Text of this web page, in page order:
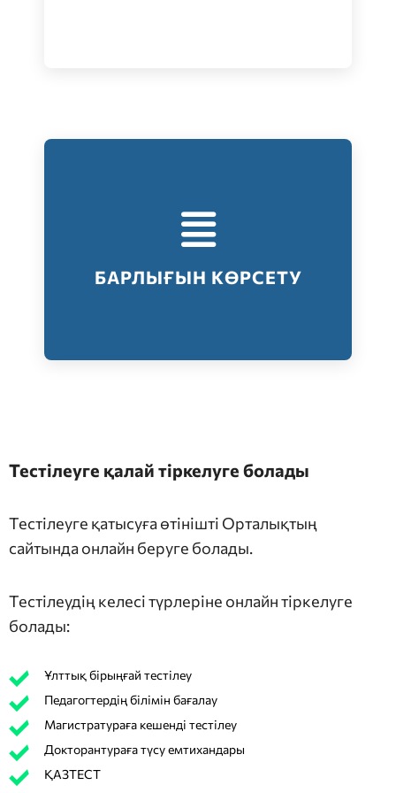
БАРЛЫҒЫН КӨРСЕТУ
Тестілеудің барлық түрлері
Барлығын көрсету
Тестілеуге қалай тіркелуге болады
Тестілеуге қатысуға өтінішті Орталықтың
сайтында онлайн беруге болады.
Тестілеудің келесі түрлеріне онлайн тіркелуге
болады:
Ұлттық бірыңғай тестілеу
Педагогтердің білімін бағалау
Магистратураға кешенді тестілеу
Докторантураға түсу емтихандары
ҚАЗТЕСТ